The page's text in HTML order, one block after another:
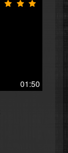
01:50